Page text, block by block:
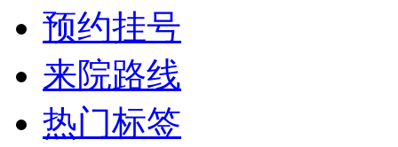
预约挂号
来院路线
热门标签